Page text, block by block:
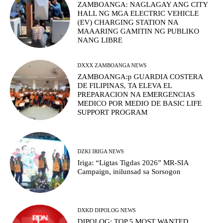
ZAMBOANGA: NAGLAGAY ANG CITY
HALL NG MGA ELECTRIC VEHICLE
(EV) CHARGING STATION NA
MAAARING GAMITIN NG PUBLIKO
NANG LIBRE
DXXX ZAMBOANGA NEWS
ZAMBOANGA:p GUARDIA COSTERA
DE FILIPINAS, TA ELEVA EL
PREPARACION NA EMERGENCIAS
MEDICO POR MEDIO DE BASIC LIFE
SUPPORT PROGRAM
DZKI IRIGA NEWS
Iriga: “Ligtas Tigdas 2026” MR-SIA
Campaign, inilunsad sa Sorsogon
DXKD DIPOLOG NEWS